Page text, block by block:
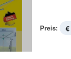
Preis: